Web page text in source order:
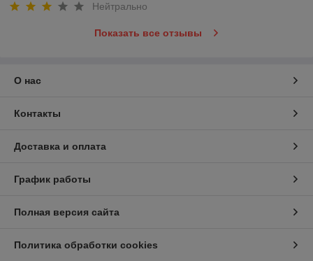
Нейтрально
Показать все отзывы
О нас
Контакты
Доставка и оплата
График работы
Полная версия сайта
Политика обработки cookies